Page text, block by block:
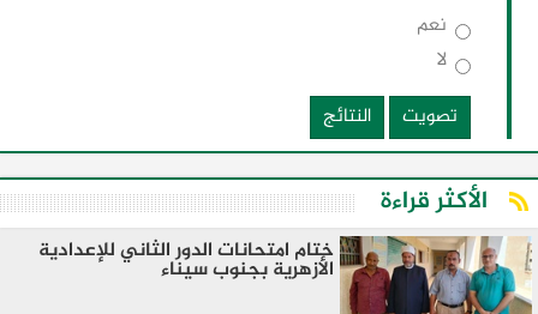
نعم
لا
تصويت
النتائج
الأكثر قراءة
ختام امتحانات الدور الثاني للإعدادية
الأزهرية بجنوب سيناء